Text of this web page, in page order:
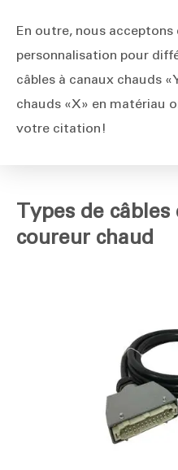
En outre, nous acceptons
personnalisation pour
câbles à canaux chauds
chauds «X» en matériau
votre citation!
Types de
coureur chaud